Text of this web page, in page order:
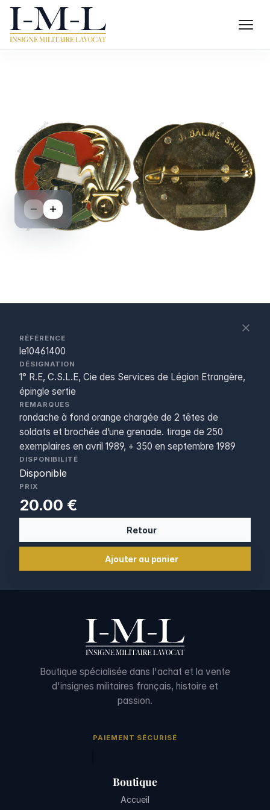
RÉFÉRENCE
le10461400
DÉSIGNATION
1° R.E, C.S.L.E, Cie des Services de Légion Etrangère,
épingle sertie
REMARQUES
rondache à fond orange chargée de 2 têtes de
soldats et brochée d’une grenade. tirage de 250
exemplaires en avril 1989, + 350 en septembre 1989
DISPONIBILITÉ
Disponible
PRIX
20.00 €
Retour
Ajouter au panier
Boutique spécialisée dans l'achat et la vente
d'insignes militaires français, histoire et
passion.
PAIEMENT SÉCURISÉ
Boutique
Accueil